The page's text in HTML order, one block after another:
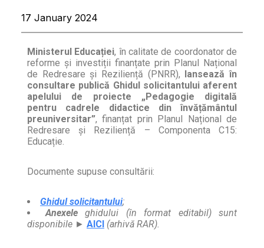
17 January 2024
Ministerul Educației, în calitate de coordonator de
reforme și investiții finanțate prin Planul Național
de Redresare și Reziliență (PNRR),
lansează în
consultare publică Ghidul solicitantului aferent
apelului de proiecte „Pedagogie digitală
pentru cadrele didactice din învățământul
preuniversitar”, finanțat prin Planul Național de
Redresare și Reziliență – Componenta C15:
Educație.
Documente supuse consultării:
Ghidul solicitantului;
Anexeleghidului (în format editabil) sunt
disponibile ► AICI (arhivă RAR).